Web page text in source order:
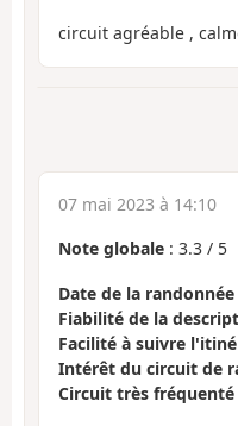
circuit agréable ,
07 mai 2023 à 14:10
Note globale : 3.3 / 5
Date de la randonnée
Fiabilité de la
Facilité à suivre
Intérêt du circuit de
Circuit très fréquenté